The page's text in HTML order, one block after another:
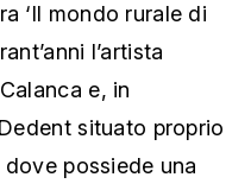
‘Il mondo rurale di
l’artista
e, in
situato proprio
possiede una